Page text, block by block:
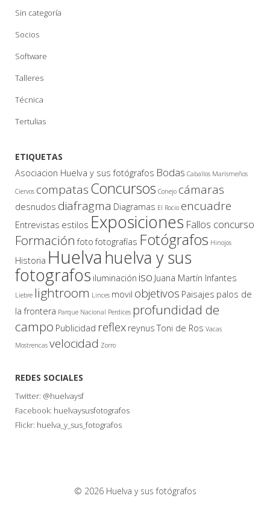
Sin categoría
Socios
Software
Talleres
Técnica
Tertulias
ETIQUETAS
Asociacion Huelva y sus fotógrafos Bodas Caballos Marismeños
Ciervos compatasConcursos Conejo cámaras
desnudos diafragma Diagramas El Rocio encuadre
Entrevistas estilos Exposiciones Fallos concurso
Formación foto fotografías Fotógrafos Hinojos
Historia Huelvahuelva y sus
fotografos iluminación iso Juana Martín Infantes
Liebre lightroom Linces movil objetivos Paisajes palos de
la frontera Parque Nacional Perdices profundidad de
campo Publicidad reflex reynus Toni de Ros Vacas
Mostrencas velocidad Zorro
REDES SOCIALES
Twitter: @huelvaysf
Facebook: huelvaysusfotografos
Flickr: huelva_y_sus_fotografos
© 2026 Huelva y sus fotógrafos